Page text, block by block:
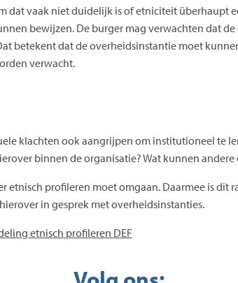
dat vaak niet duidelijk is of etniciteit überhaupt
bewijzen. De burger mag verwachten dat
betekent dat de overheidsinstantie moet
verwacht.
klachten ook aangrijpen om institutioneel te
binnen de organisatie? Wat kunnen andere
etnisch profileren moet omgaan. Daarmee is
in gesprek met overheidsinstanties.
etnisch profileren DEF